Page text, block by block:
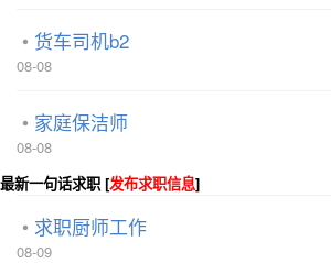
货车司机b2
08-08
家庭保洁师
08-08
最新一句话求职 [发布求职信息]
求职厨师工作
08-09